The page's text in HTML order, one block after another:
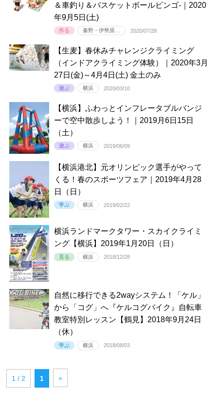
＆車釣り＆バスケットボールビンゴ-｜2020
年9月5日(土)
作る 秦野・伊勢原… 2020/07/28
【生麦】春休みチャレンジクライミング
（インドアクライミング体験）｜2020年3月
27日(金)～4月4日(土) 金土のみ
遊ぶ 横浜 2020/03/10
【横浜】ふわっとインフレータブルバンジ
ーで空中散歩しよう！｜2019月6日15日
（土）
遊ぶ 横浜 2019/06/09
【横浜港北】元オリンピック選手がやって
くる！春のスポーツフェア｜2019年4月28
日（日）
学ぶ 横浜 2019/02/22
横浜ランドマークタワー・スカイクライミ
ング【横浜】2019年1月20日（日）
見る 横浜 2018/12/28
自然に移行できる2wayシステム！「ケル」
から「コグ」へ『ケルコグバイク』自転車
教室特別レッスン【鶴見】2018年9月24日
（休）
学ぶ 横浜 2018/08/03
1 / 2 1 »